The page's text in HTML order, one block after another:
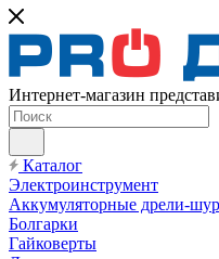
Интернет-магазин
Каталог
Электроинструмент
Аккумуляторные дрели-
Болгарки
Гайковерты